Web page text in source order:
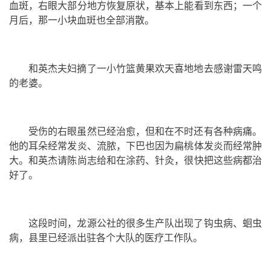
血斑，右眼大部分地方恢复原状，基本上能看到东西；一个
月后，那一小块血斑也全部消散。
和英杰夫妇摘了一小竹篮黄果欢天喜地地去感谢雷天鸣
的老婆。
受伤的右眼虽然已经治愈，但和在不时还有各种病痛。
他的耳朵经常发炎、流脓，下巴也因为扁桃体发炎而经常肿
大。和英杰请陈尚志给和在涂药、针灸，很快把这些病都治
好了。
这段时间，龙源公社的很多生产队出现了钩虫病、蛔虫
病，县里已经派出驻各个大队的医疗工作队。